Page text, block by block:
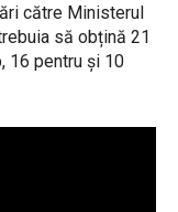
către Ministerul
să obțină 21
16 pentru și 10